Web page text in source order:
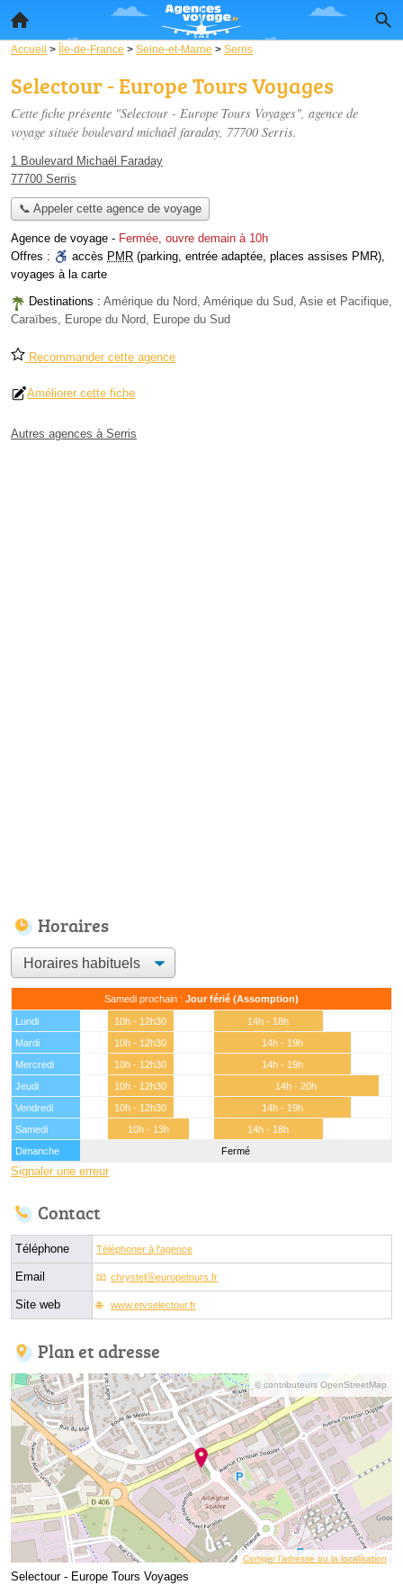
Accueil > Île-de-France > Seine-et-Marne > Serris
Selectour - Europe Tours Voyages
Cette fiche présente "Selectour - Europe Tours Voyages", agence de
voyage située boulevard michaēl faraday, 77700 Serris.
1 Boulevard Michaēl Faraday
77700 Serris
📞 Appeler cette agence de voyage
Agence de voyage - Fermée, ouvre demain à 10h
Offres :
accès PMR (parking, entrée adaptée, places assises PMR),
voyages à la carte
Destinations : Amérique du Nord, Amérique du Sud, Asie et Pacifique,
Caraïbes, Europe du Nord, Europe du Sud
Recommander cette agence
Améliorer cette fiche
Autres agences à Serris
Horaires
Samedi prochain : Jour férié (Assomption)
Lundi 10h - 12h30
14h - 18h
Mardi
10h - 12h30
14h - 19h
Mercredi
10h - 12h30
14h - 19h
Jeudi
10h - 12h30
14h - 20h
Vendredi
10h - 12h30
14h - 19h
Samedi
10h - 13h
14h - 18h
Dimanche
Fermé
Signaler une erreur
Contact
Téléphone Téléphoner à l'agence
Email chrystelⓐeuropetours.fr
Site web www.etvselectour.fr
Plan et adresse
© contributeurs OpenStreetMap
Corriger l’adresse ou la localisation
Selectour - Europe Tours Voyages